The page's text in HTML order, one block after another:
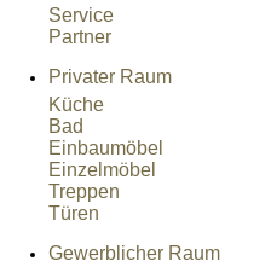
Service
Partner
Privater Raum
Küche
Bad
Einbaumöbel
Einzelmöbel
Treppen
Türen
Gewerblicher Raum